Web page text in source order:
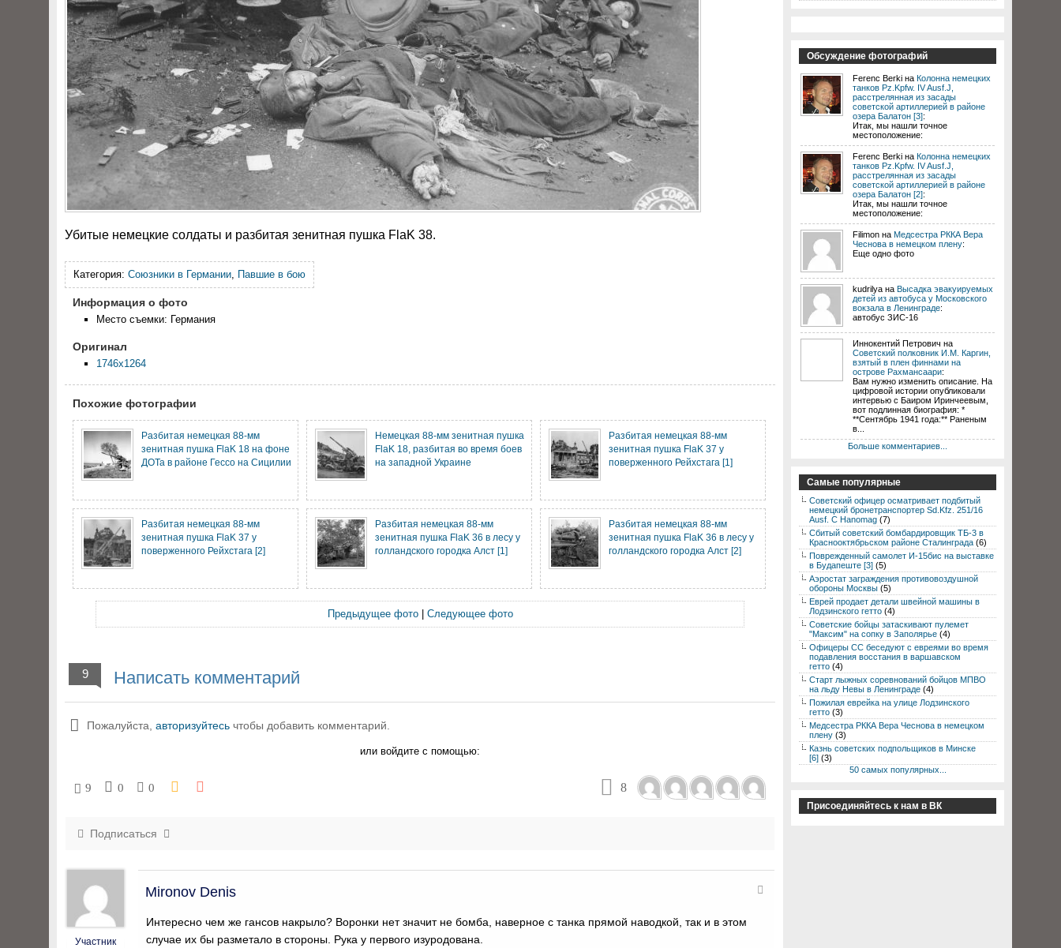
Убитые немецкие солдаты и разбитая зенитная пушка FlaK 38.
Категория: Союзники в Германии, Павшие в бою
Информация о фото
Место съемки: Германия
Оригинал
1746x1264
Похожие фотографии
Разбитая немецкая 88-мм
зенитная пушка FlaK 18 на фоне
ДОТа в районе Гессо на Сицилии
Немецкая 88-мм зенитная пушка
FlaK 18, разбитая во время боев
на западной Украине
Разбитая немецкая 88-мм
зенитная пушка FlaK 37 у
поверженного Рейхстага [1]
Разбитая немецкая 88-мм
зенитная пушка FlaK 37 у
поверженного Рейхстага [2]
Разбитая немецкая 88-мм
зенитная пушка FlaK 36 в лесу у
голландского городка Алст [1]
Разбитая немецкая 88-мм
зенитная пушка FlaK 36 в лесу у
голландского городка Алст [2]
Предыдущее фото| Следующее фото
9 Написать комментарий
Пожалуйста, авторизуйтесь чтобы добавить комментарий.
или войдите с помощью:
9 0 0 8
Подписаться
Участник
Mironov Denis
Интересно чем же гансов накрыло? Воронки нет значит не бомба, наверное с танка прямой наводкой, так и в этом
случае их бы разметало в стороны. Рука у первого изуродована.
Обсуждение фотографий
Ferenc Berki на Колонна немецких
танков Pz.Kpfw. IV Ausf.J,
расстрелянная из засады
советской артиллерией в районе
озера Балатон [3]:
Итак, мы нашли точное
местоположение:
Ferenc Berki на Колонна немецких
танков Pz.Kpfw. IV Ausf.J,
расстрелянная из засады
советской артиллерией в районе
озера Балатон [2]:
Итак, мы нашли точное
местоположение:
Filimon на Медсестра РККА Вера
Чеснова в немецком плену:
Еще одно фото
kudrilya на Высадка эвакуируемых
детей из автобуса у Московского
вокзала в Ленинграде:
автобус ЗИС-16
Иннокентий Петрович на
Советский полковник И.М. Каргин,
взятый в плен финнами на
острове Рахмансаари:
Вам нужно изменить описание. На
цифровой истории опубликовали
интервью с Баиром Иринчеевым,
вот подлинная биография: *
**Сентябрь 1941 года:** Раненым
в...
Больше комментариев...
Самые популярные
Советский офицер осматривает подбитый
немецкий бронетранспортер Sd.Kfz. 251/16
Ausf. C Hanomag (7)
Сбитый советский бомбардировщик ТБ-3 в
Краснооктябрьском районе Сталинграда (6)
Поврежденный самолет И-15бис на выставке
в Будапеште [3] (5)
Аэростат заграждения противовоздушной
обороны Москвы (5)
Еврей продает детали швейной машины в
Лодзинского гетто (4)
Советские бойцы затаскивают пулемет
"Максим" на сопку в Заполярье (4)
Офицеры СС беседуют с евреями во время
подавления восстания в варшавском
гетто (4)
Старт лыжных соревнований бойцов МПВО
на льду Невы в Ленинграде (4)
Пожилая еврейка на улице Лодзинского
гетто (3)
Медсестра РККА Вера Чеснова в немецком
плену (3)
Казнь советских подпольщиков в Минске
[6] (3)
50 самых популярных...
Присоединяйтесь к нам в ВК